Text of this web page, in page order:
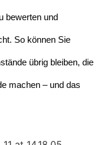
bewerten und
So können Sie
übrig bleiben, die
machen – und das